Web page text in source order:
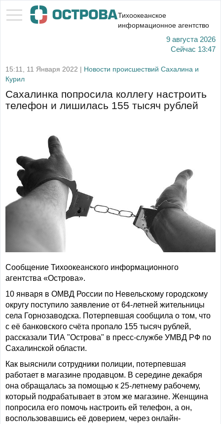
Тихоокеанское
информационное агентство
9 августа 2026
Сейчас 13:47
15:11, 11 Января 2022 | Новости происшествий Сахалина и
Курил
Сахалинка попросила коллегу настроить
телефон и лишилась 155 тысяч рублей
Сообщение Тихоокеанского информационного
агентства «Острова».
10 января в ОМВД России по Невельскому городскому
округу поступило заявление от 64-летней жительницы
села Горнозаводска. Потерпевшая сообщила о том, что
с её банковского счёта пропало 155 тысяч рублей,
рассказали ТИА "Острова" в пресс-службе УМВД РФ по
Сахалинской области.
Как выяснили сотрудники полиции, потерпевшая
работает в магазине продавцом. В середине декабря
она обращалась за помощью к 25-летнему рабочему,
который подрабатывает в этом же магазине. Женщина
попросила его помочь настроить ей телефон, а он,
воспользовавшись её доверием, через онлайн-